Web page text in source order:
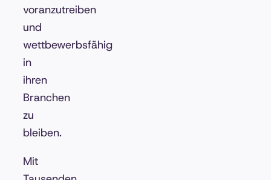
voranzutreiben
und
wettbewerbsfähig
in
ihren
Branchen
zu
bleiben.
Mit